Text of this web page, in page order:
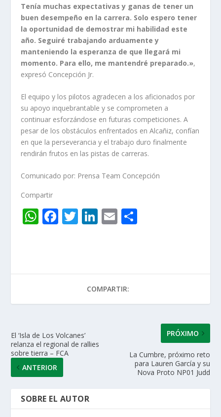
Tenía muchas expectativas y ganas de tener un
buen desempeño en la carrera. Solo espero tener
la oportunidad de demostrar mi habilidad este
año. Seguiré trabajando arduamente y
manteniendo la esperanza de que llegará mi
momento. Para ello, me mantendré preparado.»,
expresó Concepción Jr.
El equipo y los pilotos agradecen a los aficionados por
su apoyo inquebrantable y se comprometen a
continuar esforzándose en futuras competiciones. A
pesar de los obstáculos enfrentados en Alcañiz, confían
en que la perseverancia y el trabajo duro finalmente
rendirán frutos en las pistas de carreras.
Comunicado por: Prensa Team Concepción
Compartir
W
A
p
F
o
k
T Li
dI
n
E
ar
r
COMPARTIR:
El ‘Isla de Los Volcanes’
relanza el regional de rallies
sobre tierra – FCA
ANTERIOR
PRÓXIMO
La Cumbre, próximo reto
para Lauren García y su
Nova Proto NP01 Judd
SOBRE EL AUTOR